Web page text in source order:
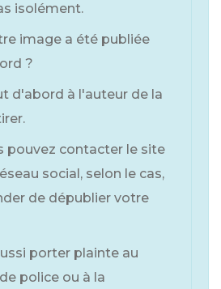
isolément.
image a été publiée
?
d'abord à l'auteur de la
pouvez contacter le site
social, selon le cas,
de dépublier votre
porter plainte au
police ou à la